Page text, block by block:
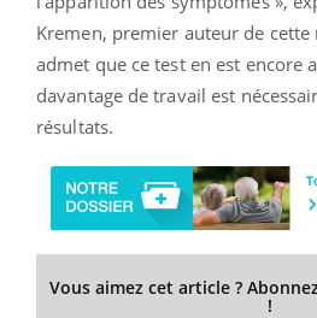
Kremen, premier auteur de
admet que ce test en est encore
davantage de travail est
résultats.
Vous aimez cet article ?
!